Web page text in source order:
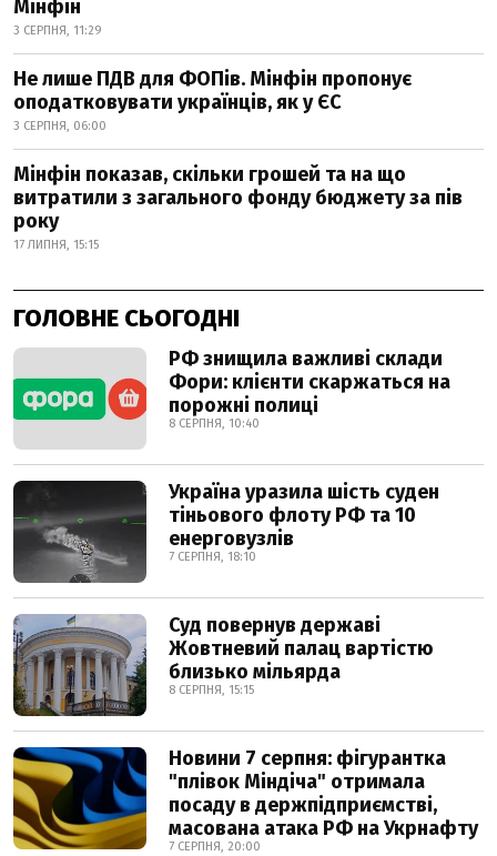
Мінфін
3 СЕРПНЯ, 11:29
Не лише ПДВ для ФОПів. Мінфін пропонує
оподатковувати українців, як у ЄС
3 СЕРПНЯ, 06:00
Мінфін показав, скільки грошей та на що
витратили з загального фонду бюджету за пів
року
17 ЛИПНЯ, 15:15
ГОЛОВНЕ СЬОГОДНІ
РФ знищила важливі склади
Фори: клієнти скаржаться на
порожні полиці
8 СЕРПНЯ, 10:40
Україна уразила шість суден
тіньового флоту РФ та 10
енерговузлів
7 СЕРПНЯ, 18:10
Суд повернув державі
Жовтневий палац вартістю
близько мільярда
8 СЕРПНЯ, 15:15
Новини 7 серпня: фігурантка
"плівок Міндіча" отримала
посаду в держпідприємстві,
масована атака РФ на Укрнафту
7 СЕРПНЯ, 20:00